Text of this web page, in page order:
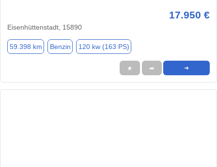
17.950 €
Eisenhüttenstadt, 15890
59.398 km Benzin 120 kw (163 PS)
★ ➦ ➜